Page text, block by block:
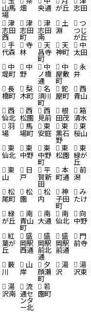
山馬
場
畑 央通 が丘 志田
津
志田
西
津
志田
町
津
志田
南
土
淵
つ
つじ
が丘
手
代森
寺
林
天
昌寺
町
天
神町
中
太田
中
堤町
中
野
中
ノ橋
通
中
屋敷
町
永
井
長
橋町
梨
木町
名
須川
町
鉈
屋町
西
青山
西
仙北
西
松園
西
見前
根
田茂
箱
清水
羽
場
馬
場町
東
安庭
東
黒石
野
東
桜山
東
仙北
東
中野
東
中野
町
東
松園
東
緑が
丘
東
山
日
戸
平
賀新
田
本
町通
前
潟
松
尾町
松
園
松
内
神
子田
町
み
たけ
緑
が丘
南
青山
町
南
大通
南
仙北
向
中野
紅
葉が
丘
盛
岡駅
西通
盛
岡駅
前北
通
盛
岡駅
前通
門
前寺
薮
川
山
岸
夕
顔瀬
町
湯
沢
湯
沢東
湯
沢南
流
通セ
ンタ
ー北
若
園町